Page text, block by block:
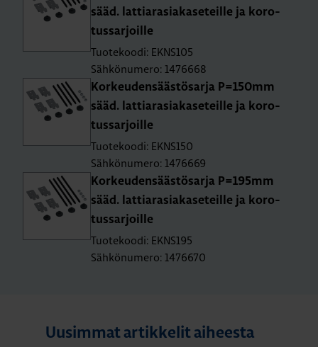
sääd. lat­tia­rasia­kas­e­teil­le ja ko­ro­
tus­sar­joil­le
Tuotekoodi: EKNS105
Sähkönumero: 1476668
Kor­keu­den­sääs­tö­sar­ja P=150mm
sääd. lat­tia­rasia­kas­e­teil­le ja ko­ro­
tus­sar­joil­le
Tuotekoodi: EKNS150
Sähkönumero: 1476669
Kor­keu­den­sääs­tö­sar­ja P=195mm
sääd. lat­tia­rasia­kas­e­teil­le ja ko­ro­
tus­sar­joil­le
Tuotekoodi: EKNS195
Sähkönumero: 1476670
Uusimmat artikkelit aiheesta